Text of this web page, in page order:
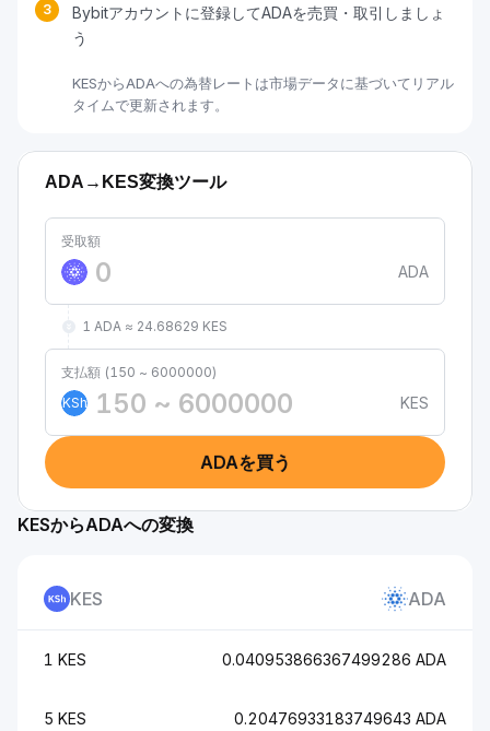
3
Bybitアカウントに登録してADAを売買・取引しましょ
う
KESからADAへの為替レートは市場データに基づいてリアル
タイムで更新されます。
ADA→KES変換ツール
受取額
ADA
1 ADA ≈ 24.68629 KES
支払額 (150 ~ 6000000)
KSh
KES
ADAを買う
KESからADAへの変換
KES ADA
1 KES 0.040953866367499286 ADA
5 KES 0.20476933183749643 ADA